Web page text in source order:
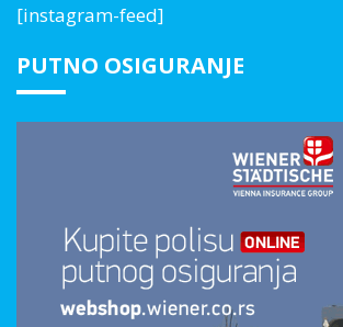
[instagram-feed]
PUTNO OSIGURANJE